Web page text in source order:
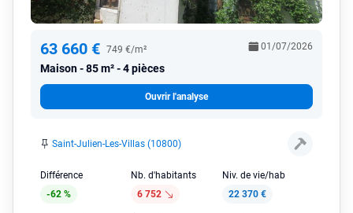
63 660 € 749 €/m²
Maison 85 m² - 4 pièces
01/07/2026
Ouvrir l'analyse
Saint-Julien-Les-Villas (10800)
Différence
-62 %
Nb. d'habitants
6 752
Niv. de vie/hab
22 370 €